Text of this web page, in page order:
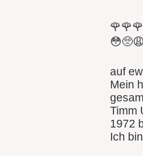
auf
Mein
Timm
1972
Ich